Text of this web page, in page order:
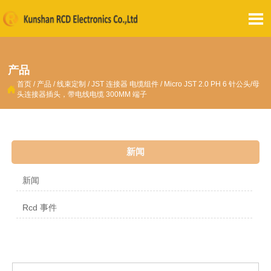

产品
 首页 / 产品 /线束定制 /JST 连接器 电缆组件 / Micro JST 2.0 PH 6 针公头/母
头连接器插头，带电线电缆 300MM 端子
新闻
新闻
Rcd 事件